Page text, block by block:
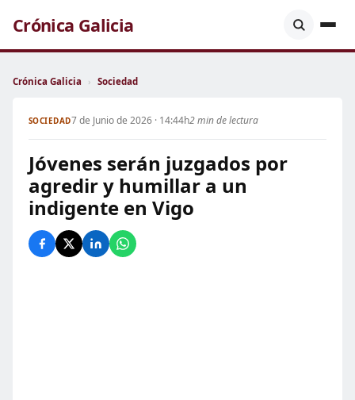
Crónica Galicia
Crónica Galicia › Sociedad
SOCIEDAD7 de Junio de 2026 · 14:44h2 min de lectura
Jóvenes serán juzgados por
agredir y humillar a un
indigente en Vigo